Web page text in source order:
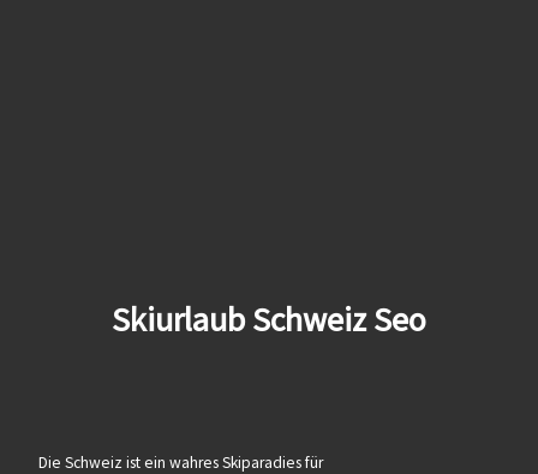
Skiurlaub Schweiz Seo
Die Schweiz ist ein wahres Skiparadies für